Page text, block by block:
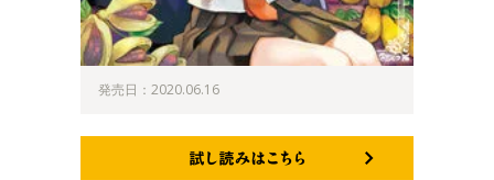
発売日：2020.06.16